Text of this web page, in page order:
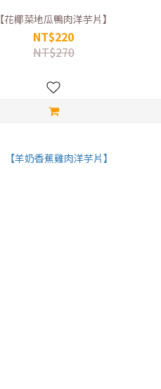
【花椰菜地瓜鴨肉洋芋片】
NT$220
NT$270